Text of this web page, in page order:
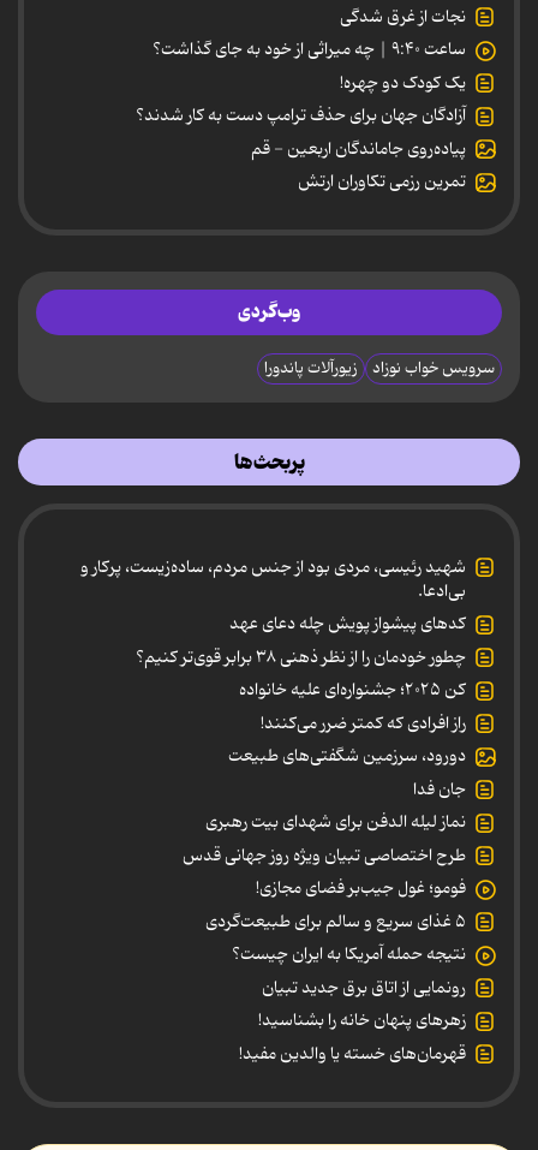
نجات از غرق شدگی
ساعت ۹:۴۰ | چه میراثی از خود به جای گذاشت؟
یک کودک دو چهره!
آزادگان جهان برای حذف ترامپ دست به کار شدند؟
پیاده‌روی جاماندگان اربعین - قم
تمرین رزمی تکاوران ارتش
وب‌گردی
سرویس خواب نوزاد زیورآلات پاندورا
پربحث‌ها
شهید رئیسی، مردی بود از جنس مردم، ساده‌زیست، پرکار و
بی‌ادعا.
کدهای پیشواز پویش چله دعای عهد
چطور خودمان را از نظر ذهنی ۳۸ برابر قوی‌تر کنیم؟
کن ۲۰۲۵؛ جشنواره‌ای علیه خانواده
راز افرادی که کمتر ضرر می‌کنند!
دورود، سرزمین شگفتی‌های طبیعت
جان فدا
نماز لیله الدفن برای شهدای بیت رهبری
طرح اختصاصی تبیان ویژه روز جهانی قدس
فومو؛ غول جیب‌بر فضای مجازی!
۵ غذای سریع و سالم برای طبیعت‌گردی
نتیجه حمله آمریکا به ایران چیست؟
رونمایی از اتاق برق جدید تبیان
زهرهای پنهان خانه را بشناسید!
قهرمان‌های خسته یا والدین مفید!